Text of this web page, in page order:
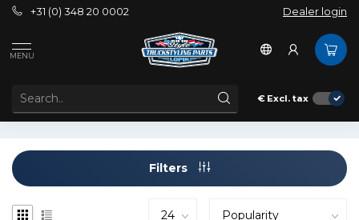
+31 (0) 348 20 0002 Dealer login
MENU
€ Excl. tax
Tags
PRODUCTS TAGGED WITH AMBER LIGHT
Filters